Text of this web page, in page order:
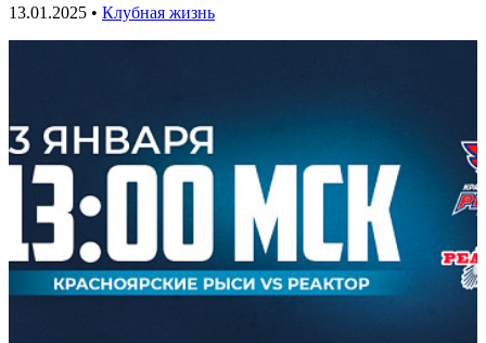
13.01.2025 • Клубная жизнь